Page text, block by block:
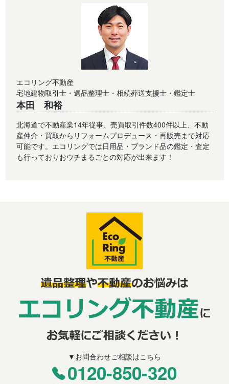
エコリング不動産
宅地建物取引士・遺品整理士・相続葬送支援士・鑑定士
本田 和裕
北海道で不動産業14年従事、売買取引件数400件以上、不動
産仲介・買取からリフォームプロデュース・再販売まで対応
可能です。エコリングでは日用品・ブランド品の鑑定・査定
も行っておりおウチまるごとの対応が出来ます！
▼お問合わせご相談はこちら
0120-850-320